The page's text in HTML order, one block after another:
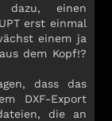
dazu, einen
erst einmal
einem ja
dem Kopf!?
dass das
DXF-Export
die an